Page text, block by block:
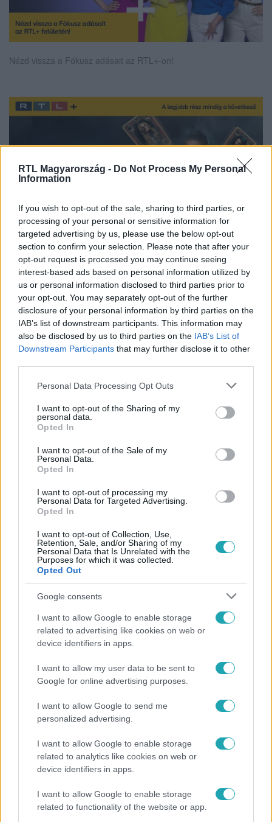
RTL Magyarország - Do Not Process My Personal
Information
If you wish to opt-out of the sale, sharing to third parties, or
processing of your personal or sensitive information for
targeted advertising by us, please use the below opt-out
section to confirm your selection. Please note that after your
opt-out request is processed you may continue seeing
interest-based ads based on personal information utilized by
us or personal information disclosed to third parties prior to
your opt-out. You may separately opt-out of the further
disclosure of your personal information by third parties on the
IAB’s list of downstream participants. This information may
also be disclosed by us to third parties on the IAB’s List of
Downstream Participants that may further disclose it to other
Please note that this website/app uses one or more Google
not limited to your visit or usage behaviour. You may click to
grant or deny consent to Google and its third-party tags to
use your data for below specified purposes in below Google
consent section.
Personal Data Processing Opt Outs
I want to opt-out of the Sharing of my
personal data.
Opted In
I want to opt-out of the Sale of my
Personal Data.
Opted In
I want to opt-out of processing my
Personal Data for Targeted Advertising.
Opted In
I want to opt-out of Collection, Use,
Retention, Sale, and/or Sharing of my
Personal Data that Is Unrelated with the
Purposes for which it was collected.
Opted Out
Google consents
I want to allow Google to enable storage
related to advertising like cookies on web or
device identifiers in apps.
I want to allow my user data to be sent to
Google for online advertising purposes.
I want to allow Google to send me
personalized advertising.
I want to allow Google to enable storage
related to analytics like cookies on web or
device identifiers in apps.
I want to allow Google to enable storage
related to functionality of the website or app.
Nézd vissza a Fókusz adásait az RTL+-on!
Streameld Az Árulók - Gyilkosság a kastélyban összes évadát az
RTL+ felületén!
Itt állítsd be, hogy az RTL.hu az elsők között
legyen a Google-találatokban!
Kövess minket, és értesülj a friss hírekről a
Facebookon is!
Követem
ADÁSRÉSZLETEK #SZABADOS ÁGI
AZ ÁRULÓK – GYILKOSSÁG A KASTÉLYBAN
TÖRŐCSIK DANI TAPASZTÓ ORSI
Népszerű